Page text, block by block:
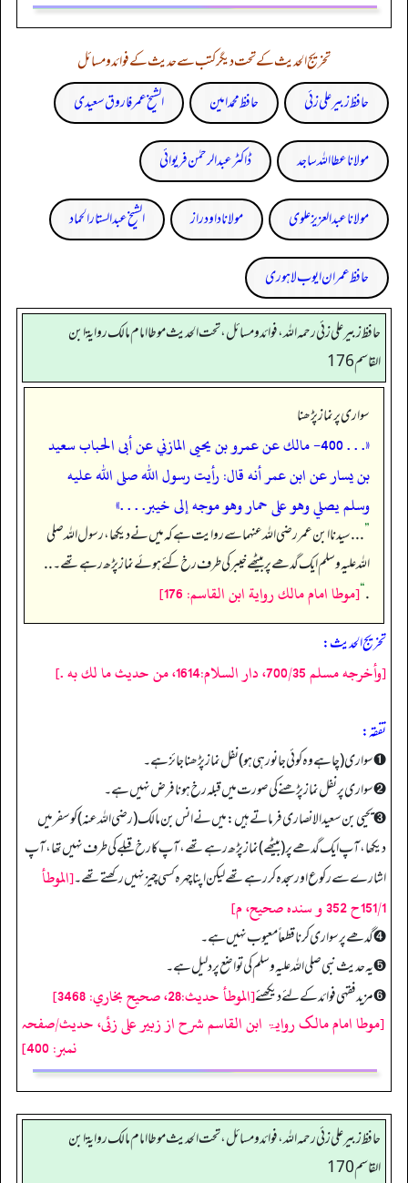
تخریج الحدیث کے تحت دیگر کتب سے حدیث کے فوائد و مسائل
حافظ زبیر علی زئی
حافظ محمد امین الشیخ عمر فاروق سعیدی
مولانا عطا اللہ ساجد ڈاکٹر عبدالرحمٰن فریوائی
مولانا عبد العزیز علوی مولانا داود راز الشیخ عبدالستار الحماد
حافظ عمران ایوب لاہوری
حافظ زبير على زئي رحمه الله، فوائد و مسائل، تحت الحديث موطا امام مالك رواية ابن
القاسم 176
سواری پر نماز پڑھنا
«. . . 400- مالك عن عمرو بن يحيى المازني عن أبى الحباب سعيد
بن يسار عن ابن عمر أنه قال: رأيت رسول الله صلى الله عليه
وسلم يصلي وهو على حمار وهو موجه إلى خيبر. . . .»
”. . . سیدنا ابن عمر رضی اللہ عنہما سے روایت ہے کہ میں نے دیکھا، رسول اللہ صلی
اللہ علیہ وسلم ایک گدھے پر بیٹھے خیبر کی طرف رخ کئے ہوئے نماز پڑھ رہے تھے۔ . .
.
“[موطا امام مالك رواية ابن القاسم: 176]
تخریج الحدیث:
[وأخرجه مسلم 700/35، دار السلام:1614، من حديث ما لك به .]
تفقه:
➊ سواری (چاہے وہ کوئی جانور ہی ہو) نفل نماز پڑھنا جائز ہے۔
➋ سواری پر نفل نماز پڑھنے کی صورت میں قبلہ رخ ہونا فرض نہیں ہے۔
➌ یحیی بن سعید الانصاری فرماتے ہیں: میں نے انس بن مالک (رضی اللہ عنہ) کو سفر میں
دیکھا، آپ ایک گدھے پر (بیٹھے) نماز پڑھ رہے تھے، آپ کا رخ قبلے کی طرف نہیں تھا، آپ
اشارے سے رکوع اور سجدہ کررہے تھے لیکن اپنا چہرہ کسی چیز نہیں رکھتے تھے۔[الموطأ
151/1ح 352 و سنده صحيح، م]
➍ گدھے پر سواری کرنا قطعاً معیوب نہیں ہے۔
➎ یہ حدیث نبی صلی اللہ علیہ وسلم کی تواضع پر دلیل ہے۔
➏ مزید فقہی فوائد کے لئے دیکھئے[الموطأ حديث:28، صحيح بخاري: 3468]
[موطا امام مالک روایۃ ابن القاسم شرح از زبیر علی زئی، حدیث/صفحہ
نمبر: 400]
حافظ زبير على زئي رحمه الله، فوائد و مسائل، تحت الحديث موطا امام مالك رواية ابن
القاسم 170